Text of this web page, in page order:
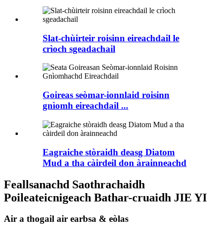
Slat-chùirteir roisinn eireachdail le
crìoch sgeadachail
Goireas seòmar-ionnlaid roisinn
gnìomh eireachdail ...
Eagraiche stòraidh deasg Diatom
Mud a tha càirdeil don àrainneachd
Feallsanachd Saothrachaidh
Poileateicnigeach Bathar-cruaidh JIE YI
Air a thogail air earbsa & eòlas